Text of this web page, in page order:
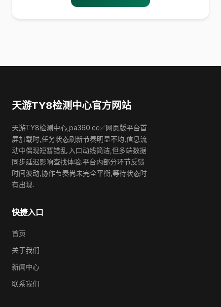
天游TY8检测中心官方网站
天游TY8检测中心,pa360.cc✅网页版平台首
屏加载时,任务状态刷新节奏明显不均,信息流
动中偶现短暂错乱.入口动线简洁,但多端数据
同步延迟影响查找体验.平台内部分环节反馈
时间波动,协作节奏尚未完全平衡,等待状态时
有出现.
快捷入口
首页
关于我们
新闻中心
联系我们